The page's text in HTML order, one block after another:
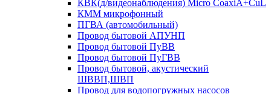
КВК(д/видеонаблюдения) Micro CoaxiA+CuL
КММ микрофонный
ПГВА (автомобильный)
Провод бытовой АПУНП
Провод бытовой ПуВВ
Провод бытовой ПуГВВ
Провод бытовой, акустический
ШВВП,ШВП
Провод для водопогружных насосов